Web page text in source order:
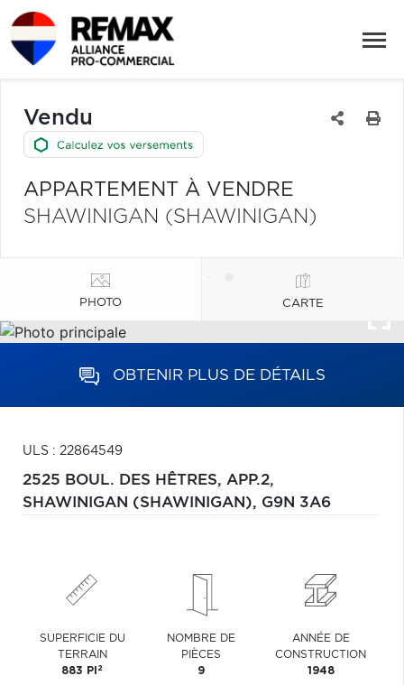
Vendu
APPARTEMENT À VENDRE
SHAWINIGAN (SHAWINIGAN)
PHOTO CARTE
OBTENIR PLUS DE DÉTAILS
ULS : 22864549
2525 BOUL. DES HÊTRES, APP.2,
SHAWINIGAN (SHAWINIGAN), G9N 3A6
SUPERFICIE DU
TERRAIN
883 PI 2
NOMBRE DE
PIÈCES
9
ANNÉE DE
CONSTRUCTION
1948